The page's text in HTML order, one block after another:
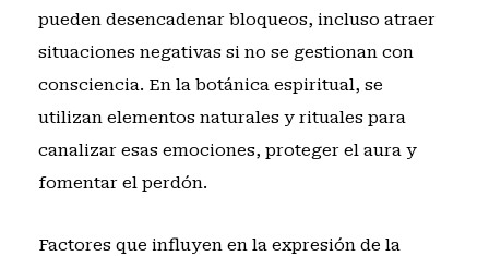
pueden desencadenar bloqueos, incluso atraer
situaciones negativas si no se gestionan con
consciencia. En la botánica espiritual, se
utilizan elementos naturales y rituales para
canalizar esas emociones, proteger el aura y
fomentar el perdón.
Factores que influyen en la expresión de la